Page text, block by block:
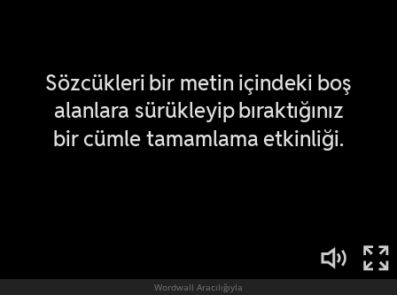
Wordwall Aracılığıyla